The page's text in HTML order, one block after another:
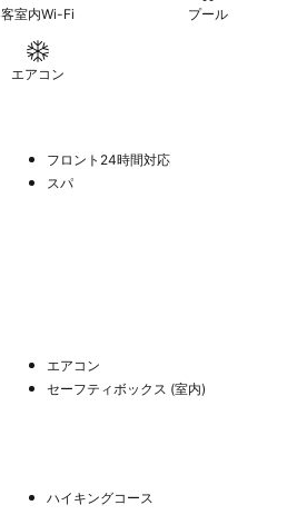
客室内Wi-Fi プール
エアコン
フロント24時間対応
スパ
エアコン
セーフティボックス (室内)
ハイキングコース